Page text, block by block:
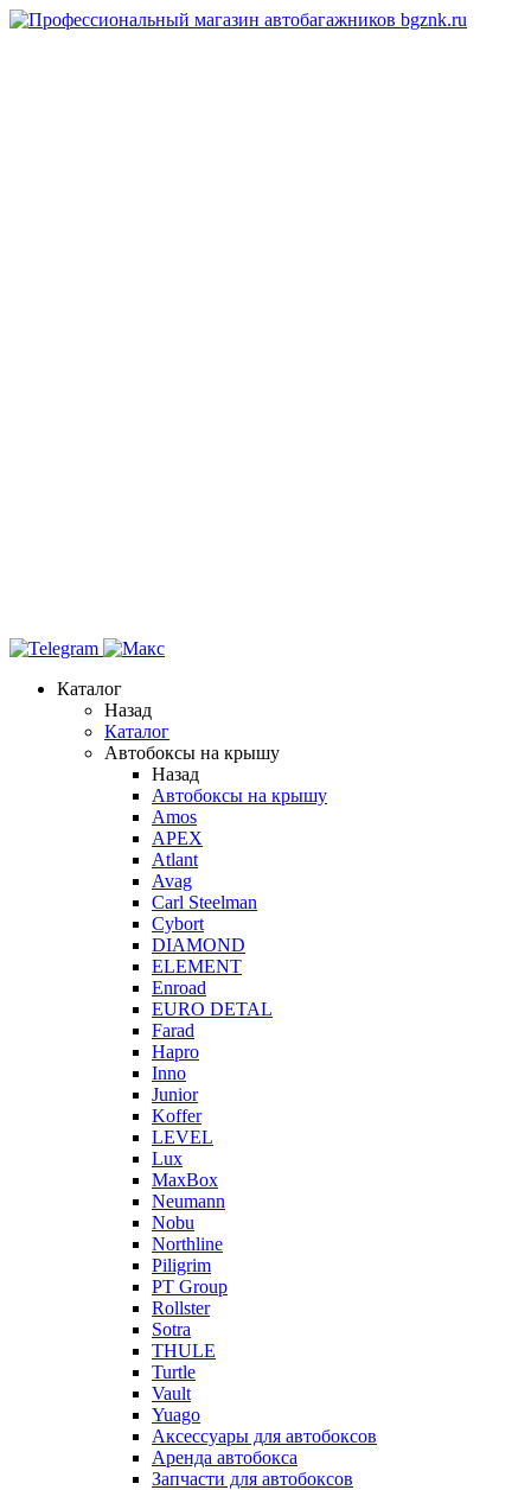
Каталог
Назад
Каталог
Автобоксы на крышу
Назад
Автобоксы на крышу
Amos
APEX
Atlant
Avag
Carl Steelman
Cybort
DIAMOND
ELEMENT
Enroad
EURO DETAL
Farad
Hapro
Inno
Junior
Koffer
LEVEL
Lux
MaxBox
Neumann
Nobu
Northline
Piligrim
PT Group
Rollster
Sotra
THULE
Turtle
Vault
Yuago
Аксессуары для автобоксов
Аренда автобокса
Запчасти для автобоксов